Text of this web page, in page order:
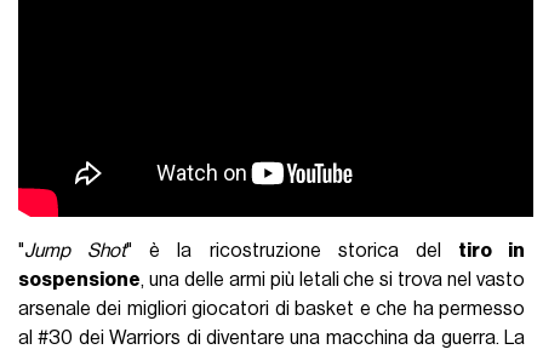
"Jump Shot" è la ricostruzione storica del tiro in
sospensione, una delle armi più letali che si trova nel vasto
arsenale dei migliori giocatori di basket e che ha permesso
al #30 dei Warriors di diventare una macchina da guerra. La